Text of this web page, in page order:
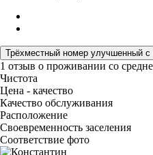
Трёхместный номер улучшенный с
1 отзыв о проживании со
Чистота
Цена - качество
Качество обслуживания
Расположение
Своевременность заселения
Соответствие фото